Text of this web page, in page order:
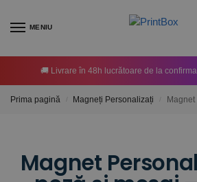
MENIU
🚚 Livrare în 48h lucrătoare de la
Prima pagină Magneți Personalizați Magnet
Magnet